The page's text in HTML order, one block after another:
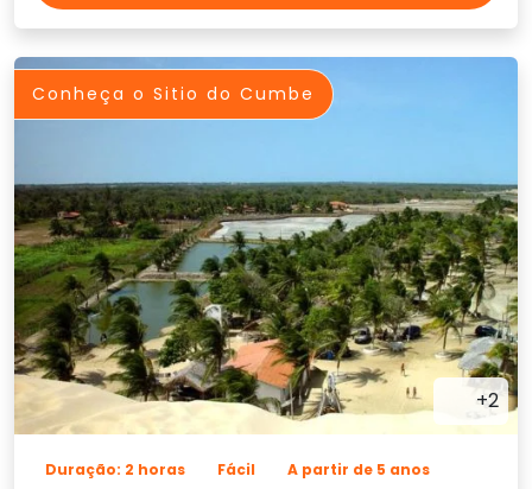
Conheça o Sitio do Cumbe
+2
Duração: 2 horas Fácil A partir de 5 anos